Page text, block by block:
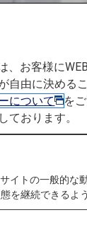
ート一覧
クラ
スクラス
席）
、お客様に
自由に決める
について
を
ております。
イトの一般的
を継続できるよ